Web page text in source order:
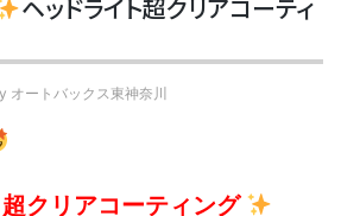
ヘッドライト超クリアコーティ
オートバックス東神奈川
クリアコーティング